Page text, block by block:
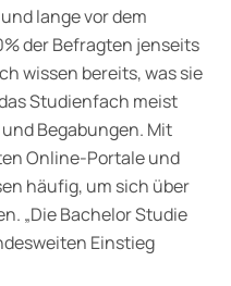
lange vor dem
der Befragten jenseits
wissen bereits, was sie
Studienfach meist
Begabungen. Mit
Online-Portale und
häufig, um sich über
„Die Bachelor Studie
Einstieg